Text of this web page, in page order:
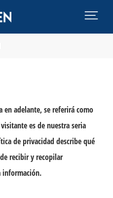
adelante, se referirá como
es de nuestra seria
de privacidad describe qué
recibir y recopilar
información.